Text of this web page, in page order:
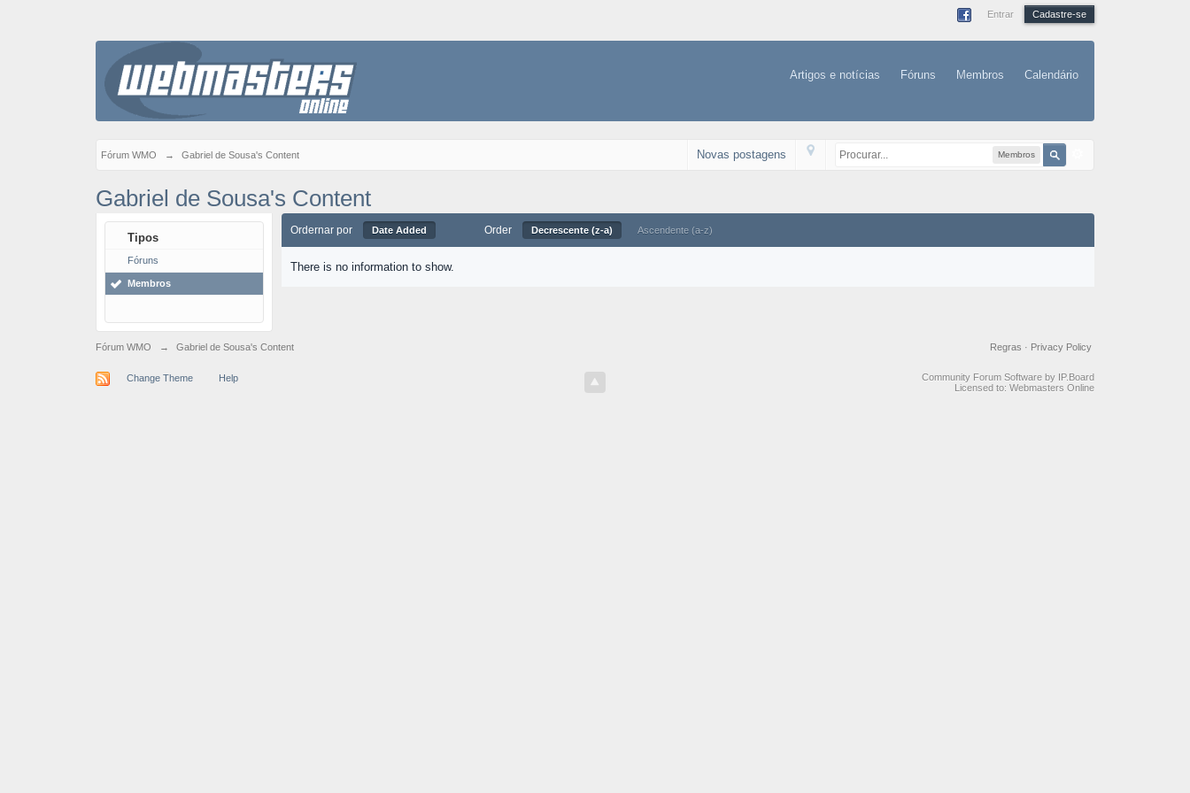
Entrar Cadastre-se
Artigos e notícias Fóruns Membros Calendário
Fórum WMO → Gabriel de Sousa's Content Membros
Novas postagens
Gabriel de Sousa's Content
Tipos
Fóruns
Membros
Ordernar por Date Added Order Decrescente (z-a) Ascendente (a-z)
There is no information to show.
Fórum WMO → Gabriel de Sousa's Content Privacy Policy
Regras ·
Change Theme Help
Community Forum Software by IP.Board
Licensed to: Webmasters Online